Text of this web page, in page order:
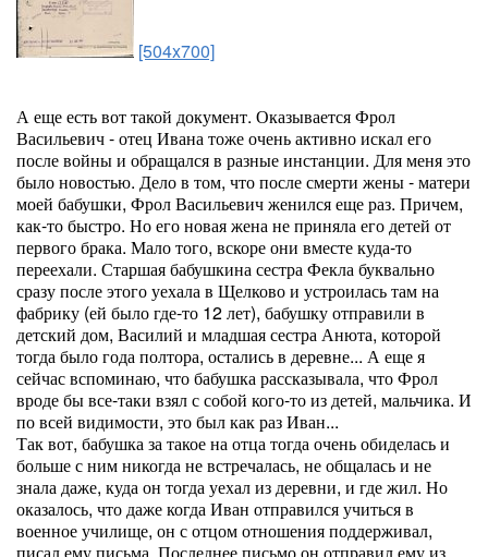
[504x700]
А еще есть вот такой документ. Оказывается Фрол
Васильевич - отец Ивана тоже очень активно искал его
после войны и обращался в разные инстанции. Для меня это
было новостью. Дело в том, что после смерти жены - матери
моей бабушки, Фрол Васильевич женился еще раз. Причем,
как-то быстро. Но его новая жена не приняла его детей от
первого брака. Мало того, вскоре они вместе куда-то
переехали. Старшая бабушкина сестра Фекла буквально
сразу после этого уехала в Щелково и устроилась там на
фабрику (ей было где-то 12 лет), бабушку отправили в
детский дом, Василий и младшая сестра Анюта, которой
тогда было года полтора, остались в деревне... А еще я
сейчас вспоминаю, что бабушка рассказывала, что Фрол
вроде бы все-таки взял с собой кого-то из детей, мальчика. И
по всей видимости, это был как раз Иван...
Так вот, бабушка за такое на отца тогда очень обиделась и
больше с ним никогда не встречалась, не общалась и не
знала даже, куда он тогда уехал из деревни, и где жил. Но
оказалось, что даже когда Иван отправился учиться в
военное училище, он с отцом отношения поддерживал,